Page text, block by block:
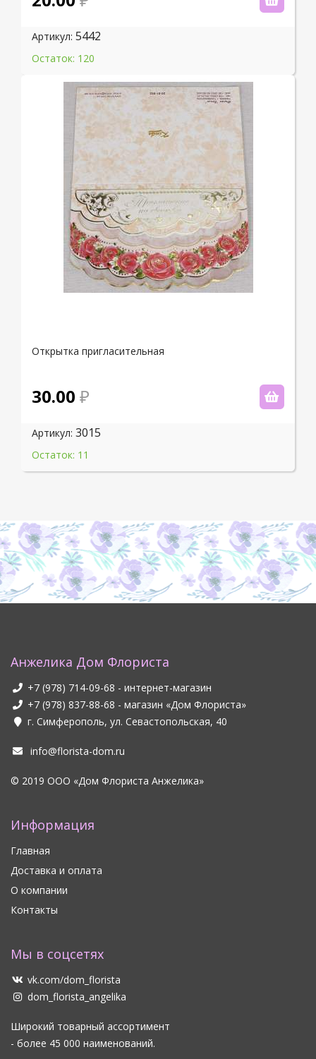
Артикул: 5442
Остаток: 120
Открытка пригласительная
30.00
Артикул: 3015
Остаток: 11
Анжелика Дом Флориста
+7 (978) 714-09-68 - интернет-магазин
+7 (978) 837-88-68 - магазин «Дом Флориста»
г. Симферополь, ул. Севастопольская, 40
info@florista-dom.ru
© 2019 ООО «Дом Флориста Анжелика»
Информация
Главная
Доставка и оплата
О компании
Контакты
Мы в соцсетях
vk.com/dom_florista
dom_florista_angelika
Широкий товарный ассортимент
- более 45 000 наименований.